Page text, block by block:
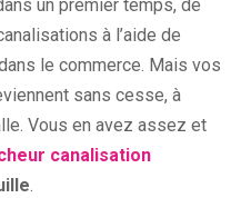
un premier temps, de
à l’aide de
le commerce. Mais vos
sans cesse, à
Vous en avez assez et
canalisation
.